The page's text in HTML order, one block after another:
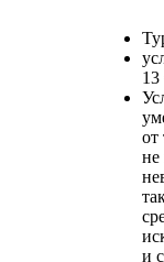
13
от
не
и